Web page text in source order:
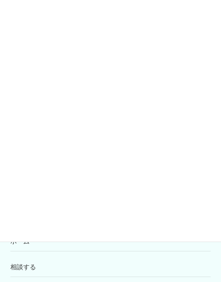
ホーム
相談する